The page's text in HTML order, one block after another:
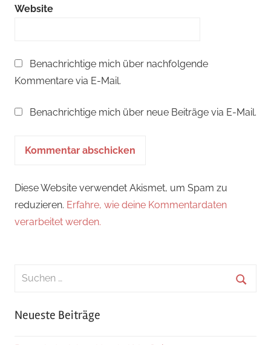
Website
Benachrichtige mich über nachfolgende
Kommentare via E-Mail.
Benachrichtige mich über neue Beiträge via E-Mail.
Diese Website verwendet Akismet, um Spam zu
reduzieren. Erfahre, wie deine Kommentardaten
verarbeitet werden.
Suchen
Neueste Beiträge